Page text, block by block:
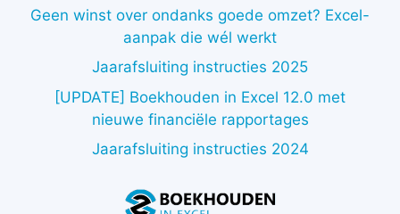
Geen winst over ondanks goede omzet? Excel-
aanpak die wél werkt
Jaarafsluiting instructies 2025
[UPDATE] Boekhouden in Excel 12.0 met
nieuwe financiële rapportages
Jaarafsluiting instructies 2024